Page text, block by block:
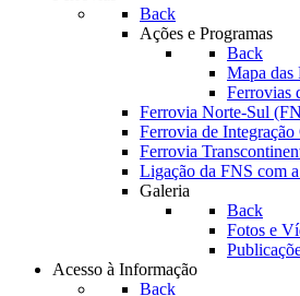
Back
Ações e Programas
Back
Mapa das
Ferrovias
Ferrovia Norte-Sul
Ferrovia de
Ferrovia
Ligação da FNS com
Galeria
Back
Fotos e
Acesso à Informação
Back